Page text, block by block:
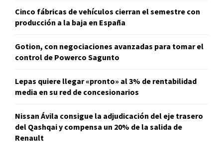
Cinco fábricas de vehículos cierran el semestre con
producción a la baja en España
Gotion, con negociaciones avanzadas para tomar el
control de Powerco Sagunto
Lepas quiere llegar «pronto» al 3% de rentabilidad
media en su red de concesionarios
Nissan Ávila consigue la adjudicación del eje trasero
del Qashqai y compensa un 20% de la salida de
Renault